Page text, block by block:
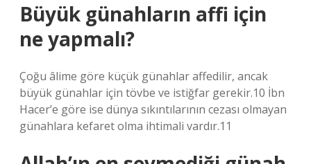
Büyük günahların affi için
ne yapmalı?
Çoğu âlime göre küçük günahlar affedilir, ancak
büyük günahlar için tövbe ve istiğfar gerekir.10 İbn
Hacer’e göre ise dünya sıkıntılarının cezası olmayan
günahlara kefaret olma ihtimali vardır.11